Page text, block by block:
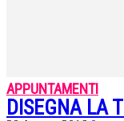
APPUNTAMENTI
DISEGNA LA